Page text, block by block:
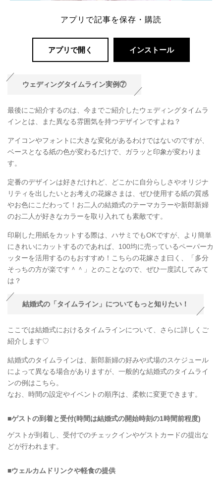
アプリで記事を保存・購読
アプリで開く インストール
ウェディングタイムライン実例⑦
最後にご紹介するのは、今までご紹介したウェディングタイムラ
インとは、また異なる雰囲気を持つデザインですよね？
アイコンやフォントに大きな変化があるわけではないのですが、
ベースとなる紙の色が変わるだけで、ガラッと印象が変わりま
す。
定番のデザインは好きだけれど、どこかに自分らしさやオリジナ
リティを出したいとお考えの花嫁さまは、ぜひ使用する紙の質感
やお色にこだわって！お二人の結婚式のテーマカラーや新郎新婦
のお二人が好きなカラーを取り入れても素敵です。
印刷した用紙をカットする際は、ハサミでもOKですが、より簡単
にきれいにカットするのであれば、100均に売っているペーパーカ
ッターを活用するのもおすすめ！こちらの花嫁さま曰く、「多分
そっちの方が楽です＾＾」とのことなので、ぜひ一度試してみて
は？
結婚式の「タイムライン」についてもっと知りたい！
ここでは結婚式におけるタイムラインについて、さらに詳しくご
紹介します♡
結婚式のタイムラインは、新郎新婦の好みや式場のスケジュール
によって異なる場合がありますが、一般的な結婚式のタイムライ
ンの例はこちら。
なお、時間の設定やイベントの順序は、柔軟に変更できます。
■ゲストの到着と受付(時間は結婚式の開始時刻の1時間前程度)
ゲストが到着し、受付でのチェックインやゲストカードの提出な
どが行われます。
■ウェルカムドリンクや軽食の提供